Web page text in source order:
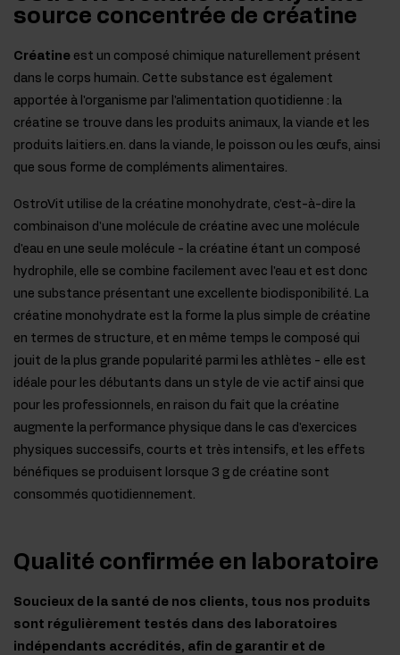
source concentrée de créatine
Créatine est un composé chimique naturellement présent
dans le corps humain. Cette substance est également
apportée à l'organisme par l'alimentation quotidienne : la
créatine se trouve dans les produits animaux, la viande et les
produits laitiers.en. dans la viande, le poisson ou les œufs, ainsi
que sous forme de compléments alimentaires.
OstroVit utilise de la créatine monohydrate, c'est-à-dire la
combinaison d'une molécule de créatine avec une molécule
d'eau en une seule molécule - la créatine étant un composé
hydrophile, elle se combine facilement avec l'eau et est donc
une substance présentant une excellente biodisponibilité. La
créatine monohydrate est la forme la plus simple de créatine
en termes de structure, et en même temps le composé qui
jouit de la plus grande popularité parmi les athlètes - elle est
idéale pour les débutants dans un style de vie actif ainsi que
pour les professionnels, en raison du fait que la créatine
augmente la performance physique dans le cas d'exercices
physiques successifs, courts et très intensifs, et les effets
bénéfiques se produisent lorsque 3 g de créatine sont
consommés quotidiennement.
Qualité confirmée en laboratoire
Soucieux de la santé de nos clients, tous nos produits
sont régulièrement testés dans des laboratoires
indépendants accrédités, afin de garantir et de